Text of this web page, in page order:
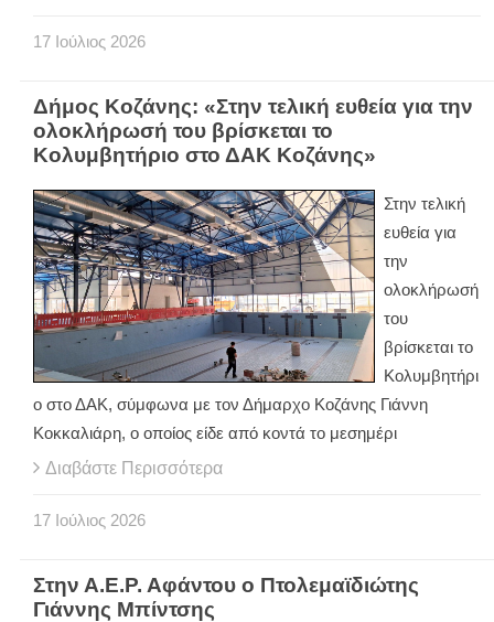
17 Ιούλιος 2026
Δήμος Κοζάνης: «Στην τελική ευθεία για την
ολοκλήρωσή του βρίσκεται το
Κολυμβητήριο στο ΔΑΚ Κοζάνης»
Στην τελική
ευθεία για
την
ολοκλήρωσή
του
βρίσκεται το
Κολυμβητήρι
ο στο ΔΑΚ, σύμφωνα με τον Δήμαρχο Κοζάνης Γιάννη
Κοκκαλιάρη, ο οποίος είδε από κοντά το μεσημέρι
Διαβάστε Περισσότερα
17 Ιούλιος 2026
Στην Α.Ε.Ρ. Αφάντου ο Πτολεμαϊδιώτης
Γιάννης Μπίντσης